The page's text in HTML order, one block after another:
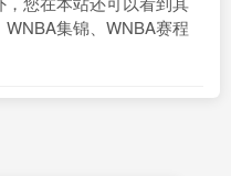
集锦、WNBA赛程